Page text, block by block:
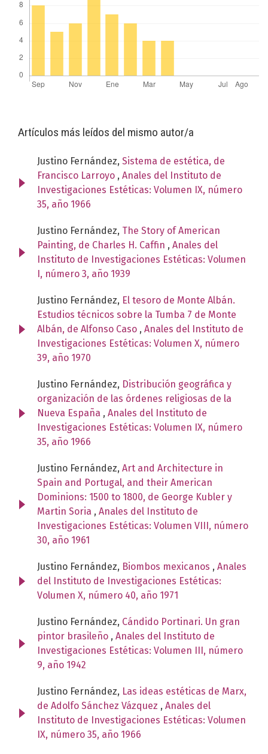
Artículos más leídos del mismo autor/a
Justino Fernández, Sistema de estética, de
Francisco Larroyo , Anales del Instituto de
Investigaciones Estéticas: Volumen IX, número
35, año 1966
Justino Fernández, The Story of American
Painting, de Charles H. Caffin , Anales del
Instituto de Investigaciones Estéticas: Volumen
I, número 3, año 1939
Justino Fernández, El tesoro de Monte Albán.
Estudios técnicos sobre la Tumba 7 de Monte
Albán, de Alfonso Caso , Anales del Instituto de
Investigaciones Estéticas: Volumen X, número
39, año 1970
Justino Fernández, Distribución geográfica y
organización de las órdenes religiosas de la
Nueva España , Anales del Instituto de
Investigaciones Estéticas: Volumen IX, número
35, año 1966
Justino Fernández, Art and Architecture in
Spain and Portugal, and their American
Dominions: 1500 to 1800, de George Kubler y
Martin Soria , Anales del Instituto de
Investigaciones Estéticas: Volumen VIII, número
30, año 1961
Justino Fernández, Biombos mexicanos , Anales
del Instituto de Investigaciones Estéticas:
Volumen X, número 40, año 1971
Justino Fernández, Cándido Portinari. Un gran
pintor brasileño , Anales del Instituto de
Investigaciones Estéticas: Volumen III, número
9, año 1942
Justino Fernández, Las ideas estéticas de Marx,
de Adolfo Sánchez Vázquez , Anales del
Instituto de Investigaciones Estéticas: Volumen
IX, número 35, año 1966